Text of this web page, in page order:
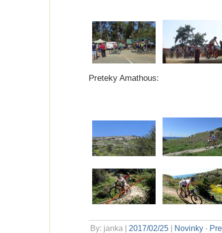
Preteky Amathous:
By: janka | 2017/02/25| Novinky-